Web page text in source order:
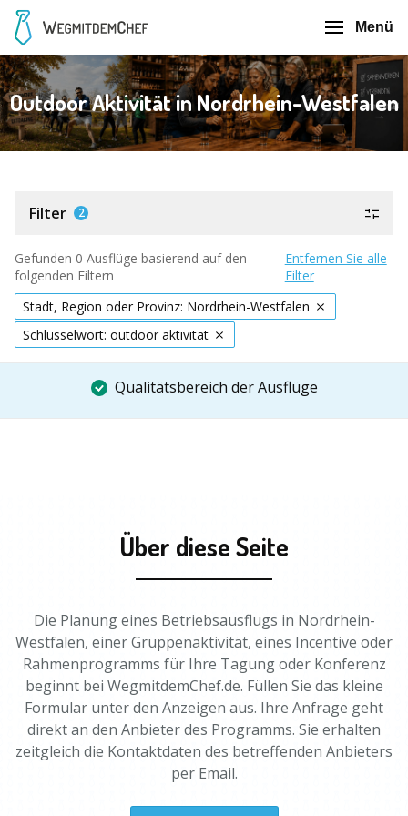
Menü
Outdoor Aktivität in Nordrhein-Westfalen
Filter 2
Gefunden 0 Ausflüge basierend auf den
folgenden Filtern
Entfernen Sie alle
Filter
Stadt, Region oder Provinz: Nordrhein-Westfalen
Schlüsselwort: outdoor aktivitat
Qualitätsbereich der Ausflüge
Über diese Seite
Die Planung eines Betriebsausflugs in Nordrhein-
Westfalen, einer Gruppenaktivität, eines Incentive oder
Rahmenprogramms für Ihre Tagung oder Konferenz
beginnt bei WegmitdemChef.de. Füllen Sie das kleine
Formular unter den Anzeigen aus. Ihre Anfrage geht
direkt an den Anbieter des Programms. Sie erhalten
zeitgleich die Kontaktdaten des betreffenden Anbieters
per Email.